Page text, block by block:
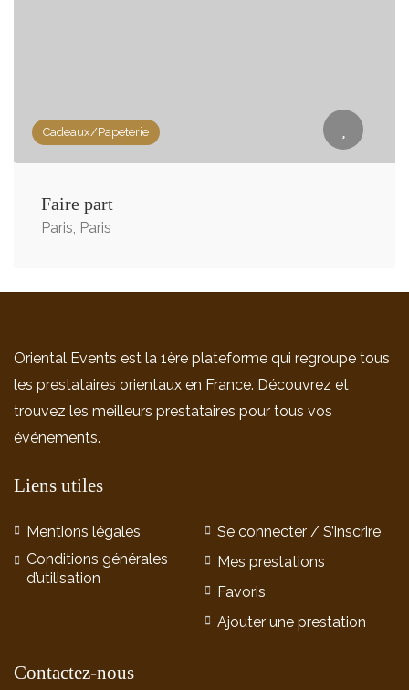
Cadeaux/Papeterie
Faire part
Paris, Paris
Oriental Events est la 1ère plateforme qui regroupe tous
les prestataires orientaux en France. Découvrez et
trouvez les meilleurs prestataires pour tous vos
événements.
Liens utiles
Mentions légales
Conditions générales
d’utilisation
Se connecter / S’inscrire
Mes prestations
Favoris
Ajouter une prestation
Contactez-nous